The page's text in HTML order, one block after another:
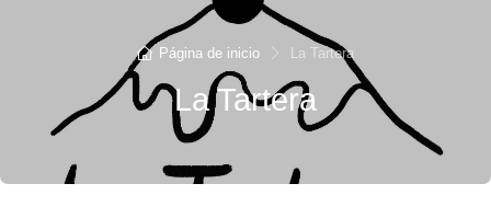
Página de inicio La Tartera
La Tartera